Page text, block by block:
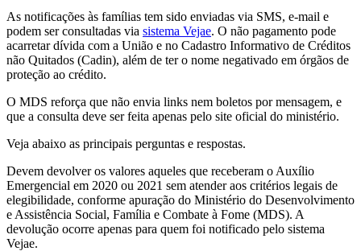
As notificações às famílias tem sido enviadas via SMS, e-mail e
podem ser consultadas via sistema Vejae. O não pagamento pode
acarretar dívida com a União e no Cadastro Informativo de Créditos
não Quitados (Cadin), além de ter o nome negativado em órgãos de
proteção ao crédito.
O MDS reforça que não envia links nem boletos por mensagem, e
que a consulta deve ser feita apenas pelo site oficial do ministério.
Veja abaixo as principais perguntas e respostas.
Devem devolver os valores aqueles que receberam o Auxílio
Emergencial em 2020 ou 2021 sem atender aos critérios legais de
elegibilidade, conforme apuração do Ministério do Desenvolvimento
e Assistência Social, Família e Combate à Fome (MDS). A
devolução ocorre apenas para quem foi notificado pelo sistema
Vejae.